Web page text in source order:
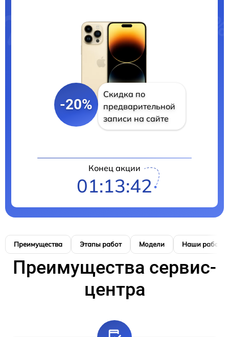
-20%
Скидка по
предварительной
записи на сайте
Конец акции
01:13:42
Преимущества Этапы работ Модели Наши работы
Преимущества сервис-
центра